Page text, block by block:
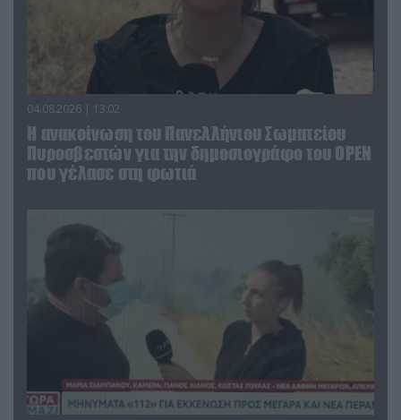
04.08.2026 | 13:02
Η ανακοίνωση του Πανελλήνιου Σωματείου
Πυροσβεστών για την δημοσιογράφο του OPEN
που γέλασε στη φωτιά